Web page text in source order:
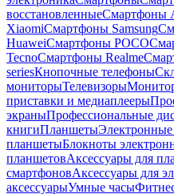
восстановленныеСмартфоны
XiaomiСмартфоны Samsung
HuaweiСмартфоны POCO
TecnoСмартфоны Realme
seriesКнопочные телефоны
мониторыТелевизоры
приставки и медиаплееры
экраныПрофессиональные
книгиПланшеты
планшетыБлокноты
планшетовАксессуары для
смартфоновАксессуары для
аксессуарыУмные часы